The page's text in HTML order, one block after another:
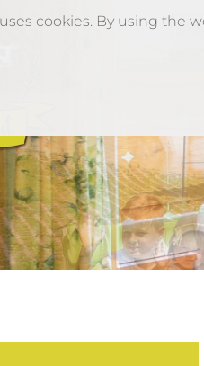
cookies. By using the